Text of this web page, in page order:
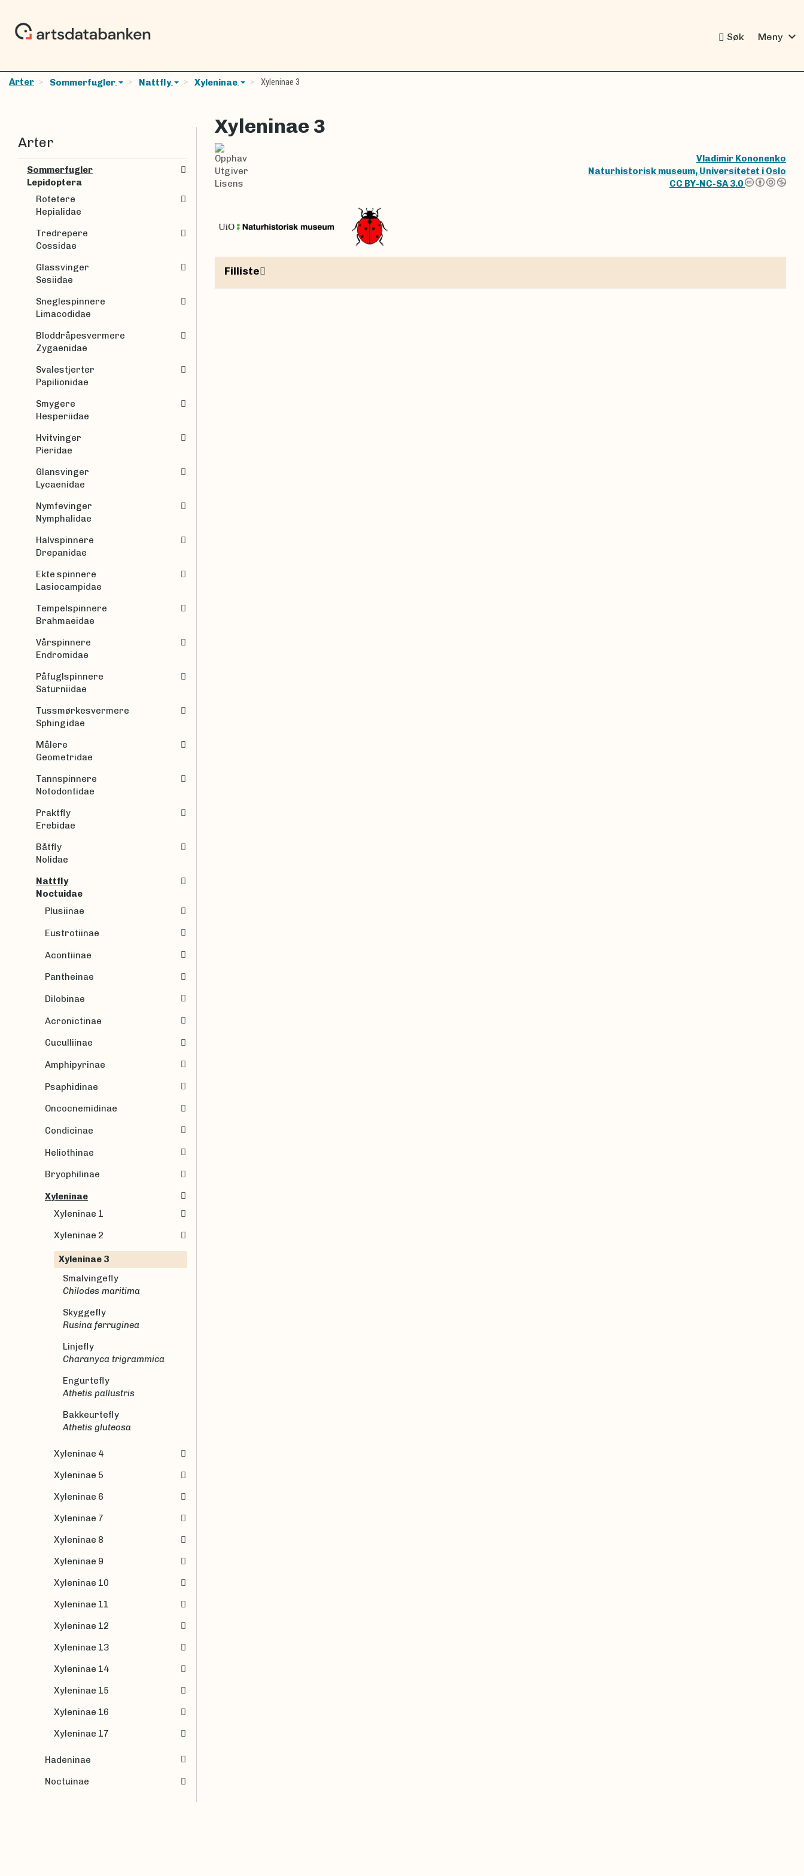
Søk Meny expand_more
Arter Sommerfugler Nattfly Xyleninae Xyleninae 3
Xyleninae 3
Opphav
Vladimir Kononenko
Utgiver
Naturhistorisk museum, Universitetet i Oslo
Lisens
CC BY-NC-SA 3.0
Filliste
Arter
Sommerfugler
Lepidoptera
Rotetere
Hepialidae
Tredrepere
Cossidae
Glassvinger
Sesiidae
Sneglespinnere
Limacodidae
Bloddråpesvermere
Zygaenidae
Svalestjerter
Papilionidae
Smygere
Hesperiidae
Hvitvinger
Pieridae
Glansvinger
Lycaenidae
Nymfevinger
Nymphalidae
Halvspinnere
Drepanidae
Ekte spinnere
Lasiocampidae
Tempelspinnere
Brahmaeidae
Vårspinnere
Endromidae
Påfuglspinnere
Saturniidae
Tussmørkesvermere
Sphingidae
Målere
Geometridae
Tannspinnere
Notodontidae
Praktfly
Erebidae
Båtfly
Nolidae
Nattfly
Noctuidae
Plusiinae
Eustrotiinae
Acontiinae
Pantheinae
Dilobinae
Acronictinae
Cuculliinae
Amphipyrinae
Psaphidinae
Oncocnemidinae
Condicinae
Heliothinae
Bryophilinae
Xyleninae
Xyleninae 1
Xyleninae 2
Xyleninae 3
Smalvingefly
Chilodes maritima
Skyggefly
Rusina ferruginea
Linjefly
Charanyca trigrammica
Engurtefly
Athetis pallustris
Bakkeurtefly
Athetis gluteosa
Xyleninae 4
Xyleninae 5
Xyleninae 6
Xyleninae 7
Xyleninae 8
Xyleninae 9
Xyleninae 10
Xyleninae 11
Xyleninae 12
Xyleninae 13
Xyleninae 14
Xyleninae 15
Xyleninae 16
Xyleninae 17
Hadeninae
Noctuinae